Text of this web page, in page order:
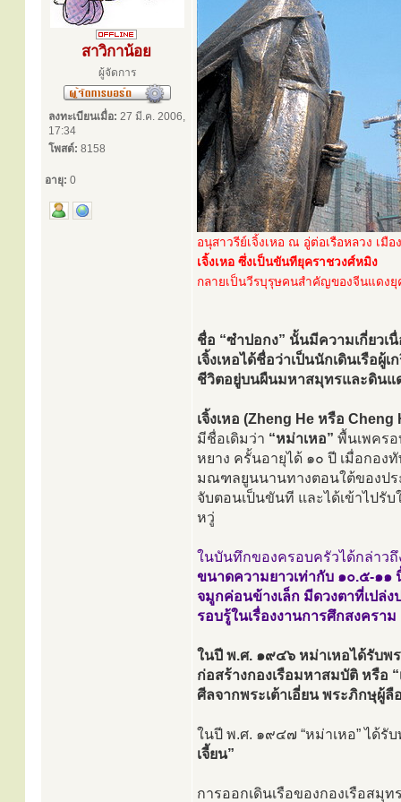
สาวิกาน้อย
ผู้จัดการ
ลงทะเบียนเมื่อ: 27 มี.ค. 2006,
17:34
โพสต์: 8158
อายุ: 0
อนุสาวรีย์เจิ้งเหอ ณ อู่ต่อเรือหลวง เมือ
เจิ้งเหอ ซึ่งเป็นขันทียุคราชวงศ์หมิง
กลายเป็นวีรบุรุษคนสำคัญของจีนแดง
ชื่อ “ซำปอกง” นั้นมีความเกี่ยวเ
เจิ้งเหอได้ชื่อว่าเป็นนักเดินเรือ
ชีวิตอยู่บนผืนมหาสมุทรและดินแ
เจิ้งเหอ (Zheng He หรือ Cheng
มีชื่อเดิมว่า “หม่าเหอ” พื้นเพคร
หยาง ครั้นอายุได้ ๑๐ ปี เมื่อกอ
มณฑลยูนนานทางตอนใต้ของประ
จับตอนเป็นขันที และได้เข้าไปรั
หวู่
ในบันทึกของครอบครัวได้กล่าวถึ
ขนาดความยาวเท่ากับ ๑๐.๕-๑๑
จมูกค่อนข้างเล็ก มีดวงตาที่เปล่
รอบรู้ในเรื่องงานการศึกสงคราม
ในปี พ.ศ. ๑๙๔๖ หม่าเหอได้รับพ
ก่อสร้างกองเรือมหาสมบัติ หรือ
ศีลจากพระเต้าเอี่ยน พระภิกษุผู้
ในปี พ.ศ. ๑๙๔๗ “หม่าเหอ” ได้รั
เจี้ยน”
การออกเดินเรือของกองเรือสมุ